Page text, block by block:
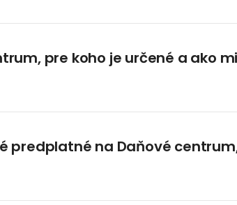
pre koho je určené a ako
predplatné na Daňové